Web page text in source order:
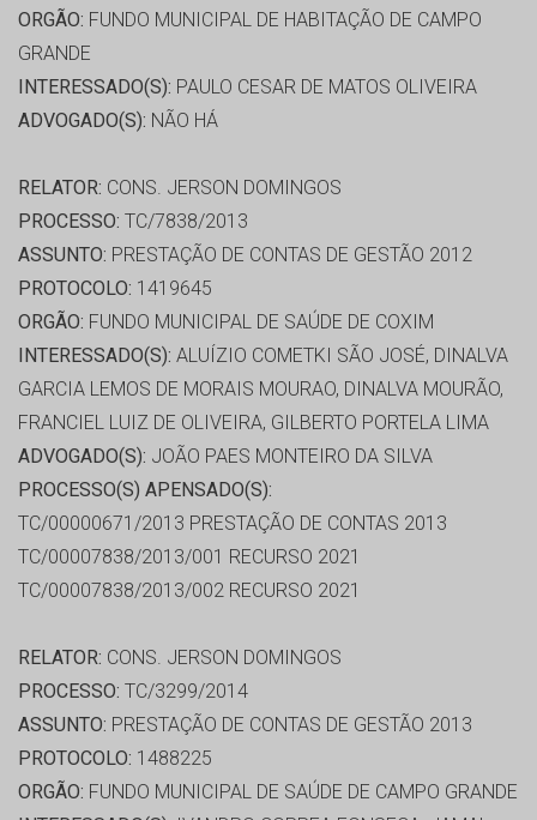
ORGÃO: FUNDO MUNICIPAL DE HABITAÇÃO DE CAMPO
GRANDE
INTERESSADO(S): PAULO CESAR DE MATOS OLIVEIRA
ADVOGADO(S): NÃO HÁ
RELATOR: CONS. JERSON DOMINGOS
PROCESSO: TC/7838/2013
ASSUNTO: PRESTAÇÃO DE CONTAS DE GESTÃO 2012
PROTOCOLO: 1419645
ORGÃO: FUNDO MUNICIPAL DE SAÚDE DE COXIM
INTERESSADO(S): ALUÍZIO COMETKI SÃO JOSÉ, DINALVA
GARCIA LEMOS DE MORAIS MOURAO, DINALVA MOURÃO,
FRANCIEL LUIZ DE OLIVEIRA, GILBERTO PORTELA LIMA
ADVOGADO(S): JOÃO PAES MONTEIRO DA SILVA
PROCESSO(S) APENSADO(S):
TC/00000671/2013 PRESTAÇÃO DE CONTAS 2013
TC/00007838/2013/001 RECURSO 2021
TC/00007838/2013/002 RECURSO 2021
RELATOR: CONS. JERSON DOMINGOS
PROCESSO: TC/3299/2014
ASSUNTO: PRESTAÇÃO DE CONTAS DE GESTÃO 2013
PROTOCOLO: 1488225
ORGÃO: FUNDO MUNICIPAL DE SAÚDE DE CAMPO GRANDE